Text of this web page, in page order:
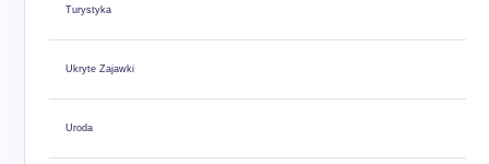
Turystyka
Ukryte Zajawki
Uroda